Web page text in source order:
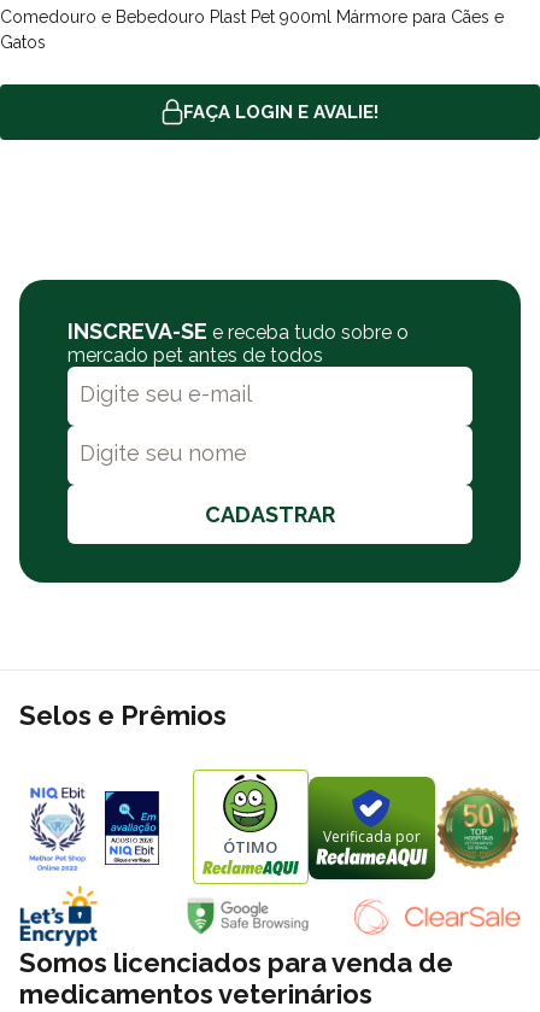
Comedouro e Bebedouro Plast Pet 900ml Mármore para Cães e
Gatos
FAÇA LOGIN E AVALIE!
INSCREVA-SE e receba tudo sobre o
mercado pet antes de todos
CADASTRAR
Selos e Prêmios
ÓTIMO Verificada por
Somos licenciados para venda de
medicamentos veterinários